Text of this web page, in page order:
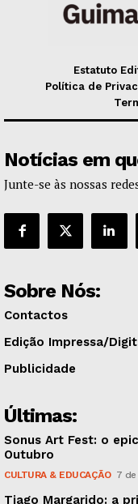
Estatuto
Política de
Notícias em
Junte-se às nossas
Sobre Nós:
Contactos
Edição Impressa/
Publicidade
Últimas:
Sonus Art Fest: o
Outubro
CULTURA & EDUCAÇÃO 7
Tiago Margarido: a